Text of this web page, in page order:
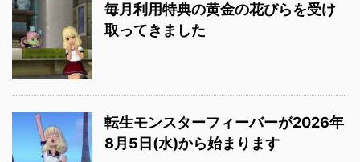
毎月利用特典の黄金の花びらを受け
取ってきました
転生モンスターフィーバーが2026年
8月5日(水)から始まります